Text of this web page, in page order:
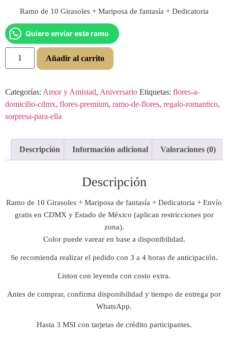
Ramo de 10 Girasoles + Mariposa de fantasía + Dedicatoria
Quiero enviar este ramo
Añadir al carrito
Categorías: Amor y Amistad, Aniversario Etiquetas: flores-a-
domicilio-cdmx, flores-premium, ramo-de-flores, regalo-romantico,
sorpresa-para-ella
Descripción Información adicional Valoraciones (0)
Descripción
Ramo de 10 Girasoles + Mariposa de fantasía + Dedicatoria + Envío
gratis en CDMX y Estado de México (aplican restricciones por
zona).
Color puede varear en base a disponibilidad.
Se recomienda realizar el pedido con 3 a 4 horas de anticipación.
Liston con leyenda con costo extra.
Antes de comprar, confirma disponibilidad y tiempo de entrega por
WhatsApp.
Hasta 3 MSI con tarjetas de crédito participantes.